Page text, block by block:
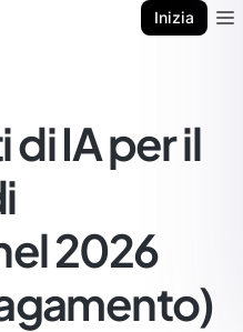
Inizia
IA per il
2026